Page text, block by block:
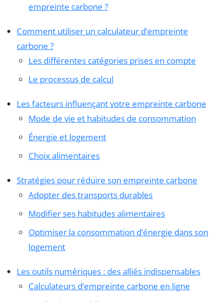
empreinte carbone ?
Comment utiliser un calculateur d’empreinte
carbone ?
Les différentes catégories prises en compte
Le processus de calcul
Les facteurs influençant votre empreinte carbone
Mode de vie et habitudes de consommation
Énergie et logement
Choix alimentaires
Stratégies pour réduire son empreinte carbone
Adopter des transports durables
Modifier ses habitudes alimentaires
Optimiser la consommation d’énergie dans son
logement
Les outils numériques : des alliés indispensables
Calculateurs d’empreinte carbone en ligne